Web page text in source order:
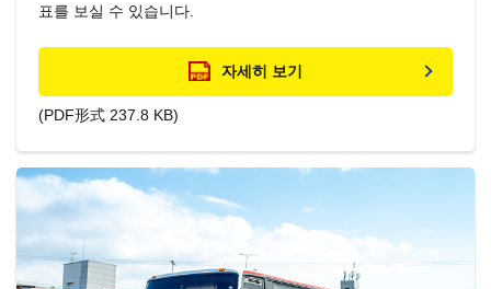
표를 보실 수 있습니다.
자세히 보기
(PDF形式 237.8 KB)